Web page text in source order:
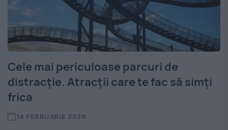
Cele mai periculoase parcuri de
distracție. Atracții care te fac să simți
frica
14 FEBRUARIE 2026